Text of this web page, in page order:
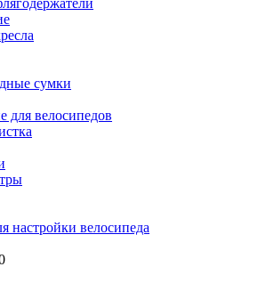
сумки
для велосипедов
настройки велосипеда